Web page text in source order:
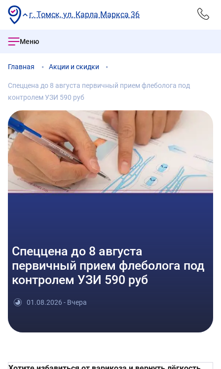
г. Томск, ул. Карла Маркса 36
Меню
Главная Акции и скидки
Спеццена до 8 августа первичный прием флеболога под
контролем УЗИ 590 руб
Спеццена до 8 августа
первичный прием флеболога под
контролем УЗИ 590 руб
01.08.2026 - Вчера